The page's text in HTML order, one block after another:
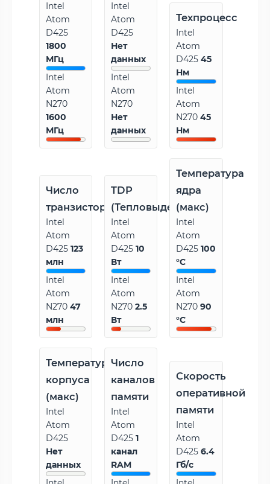
Intel
Atom
D425
1800
МГц
Intel
Atom
N270
1600
МГц
Intel
Atom
D425
Нет
данных
Intel
Atom
N270
Нет
данных
Техпроцесс
Intel
Atom
D42545
Нм
Intel
Atom
N27045
Нм
Число
транзисторов
Intel
Atom
D425 123
млн
Intel
Atom
N270 47
млн
TDP
(Тепловыделение)
Intel
Atom
D42510
Вт
Intel
Atom
N2702.5
Вт
Температура
ядра
(макс)
Intel
Atom
D425100
°C
Intel
Atom
N27090
°C
Температура
корпуса
(макс)
Intel
Atom
D425
Нет
данных
Число
каналов
памяти
Intel
Atom
D4251
канал
RAM
Скорость
оперативной
памяти
Intel
Atom
D4256.4
Гб/с